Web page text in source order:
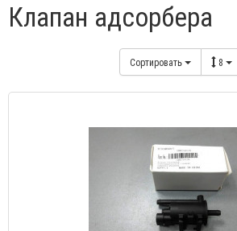
Клапан адсорбера
Сортировать 8